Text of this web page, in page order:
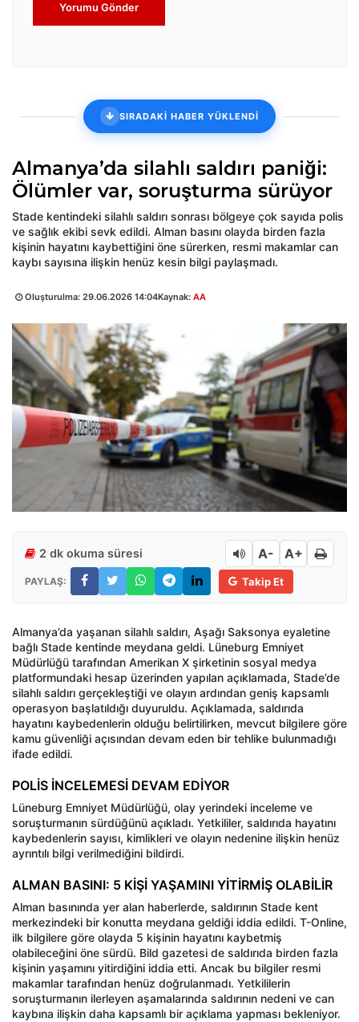
Yorumu Gönder
SIRADAKİ HABER YÜKLENDİ
Almanya’da silahlı saldırı paniği:
Ölümler var, soruşturma sürüyor
Stade kentindeki silahlı saldırı sonrası bölgeye çok sayıda polis
ve sağlık ekibi sevk edildi. Alman basını olayda birden fazla
kişinin hayatını kaybettiğini öne sürerken, resmi makamlar can
kaybı sayısına ilişkin henüz kesin bilgi paylaşmadı.
Oluşturulma: 29.06.2026 14:04Kaynak: AA
2 dk okuma süresi A- A+
PAYLAŞ: Takip Et
Almanya’da yaşanan silahlı saldırı, Aşağı Saksonya eyaletine
bağlı Stade kentinde meydana geldi. Lüneburg Emniyet
Müdürlüğü tarafından Amerikan X şirketinin sosyal medya
platformundaki hesap üzerinden yapılan açıklamada, Stade’de
silahlı saldırı gerçekleştiği ve olayın ardından geniş kapsamlı
operasyon başlatıldığı duyuruldu. Açıklamada, saldırıda
hayatını kaybedenlerin olduğu belirtilirken, mevcut bilgilere göre
kamu güvenliği açısından devam eden bir tehlike bulunmadığı
ifade edildi.
POLİS İNCELEMESİ DEVAM EDİYOR
Lüneburg Emniyet Müdürlüğü, olay yerindeki inceleme ve
soruşturmanın sürdüğünü açıkladı. Yetkililer, saldırıda hayatını
kaybedenlerin sayısı, kimlikleri ve olayın nedenine ilişkin henüz
ayrıntılı bilgi verilmediğini bildirdi.
ALMAN BASINI: 5 KİŞİ YAŞAMINI YİTİRMİŞ OLABİLİR
Alman basınında yer alan haberlerde, saldırının Stade kent
merkezindeki bir konutta meydana geldiği iddia edildi. T-Online,
ilk bilgilere göre olayda 5 kişinin hayatını kaybetmiş
olabileceğini öne sürdü. Bild gazetesi de saldırıda birden fazla
kişinin yaşamını yitirdiğini iddia etti. Ancak bu bilgiler resmi
makamlar tarafından henüz doğrulanmadı. Yetkililerin
soruşturmanın ilerleyen aşamalarında saldırının nedeni ve can
kaybına ilişkin daha kapsamlı bir açıklama yapması bekleniyor.